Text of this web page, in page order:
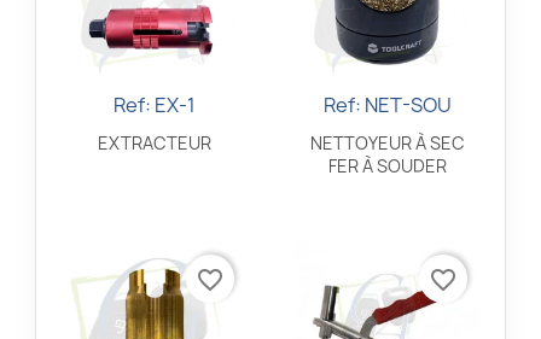
Aperçu rapide
Ref: EX-1
EXTRACTEUR
Aperçu rapide
Ref: NET-SOU
NETTOYEUR À SEC
FER À SOUDER
favorite_border favorite_border